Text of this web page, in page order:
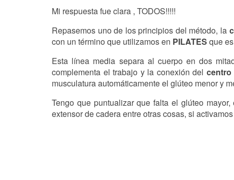
Mi respuesta fue clara , TODOS!!!!!
Repasemos uno de los principios del método, la
con un término que utilizamos en PILATES que
Esta línea media separa al cuerpo en dos
complementa el trabajo y la conexión del centro
musculatura automáticamente el glúteo menor y
Tengo que puntualizar que falta el glúteo
extensor de cadera entre otras cosas, si